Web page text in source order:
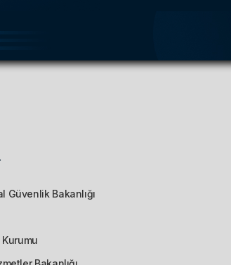
Güvenlik Bakanlığı